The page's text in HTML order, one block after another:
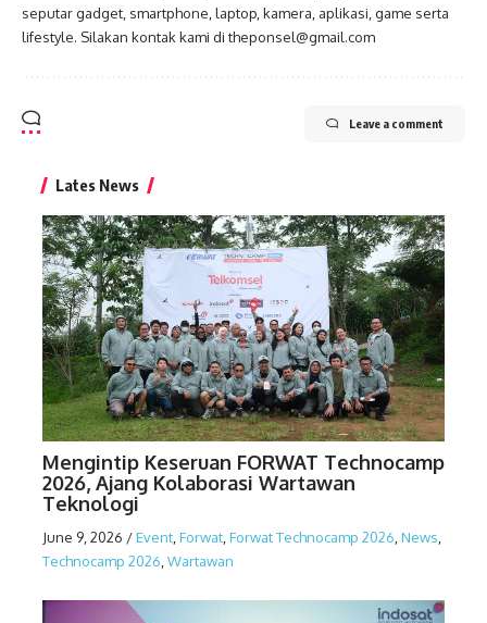
seputar gadget, smartphone, laptop, kamera, aplikasi, game serta
lifestyle. Silakan kontak kami di theponsel@gmail.com
Leave a comment
Lates News
Mengintip Keseruan FORWAT Technocamp
2026, Ajang Kolaborasi Wartawan
Teknologi
June 9, 2026 /Event,Forwat,Forwat Technocamp 2026,News,
Technocamp 2026,Wartawan